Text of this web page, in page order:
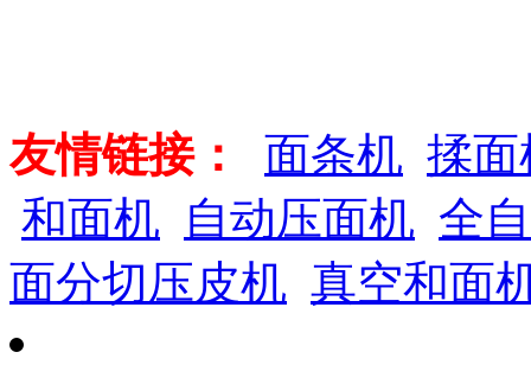
友情链接： 面条机 揉面
和面机
自动压面机 全
面分切压皮机 真空和面